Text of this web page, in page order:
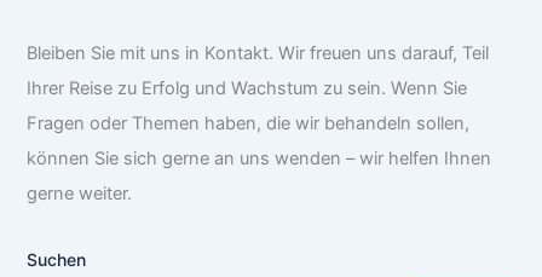
Bleiben Sie mit uns in Kontakt. Wir freuen uns darauf, Teil
Ihrer Reise zu Erfolg und Wachstum zu sein. Wenn Sie
Fragen oder Themen haben, die wir behandeln sollen,
können Sie sich gerne an uns wenden – wir helfen Ihnen
gerne weiter.
Suchen